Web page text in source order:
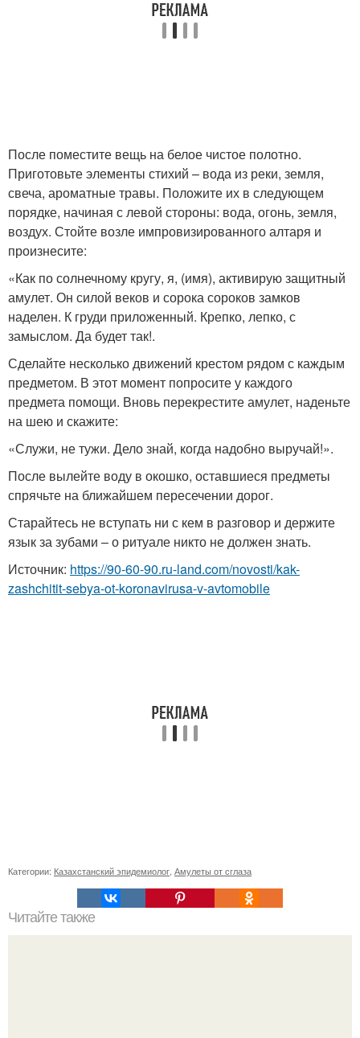
После поместите вещь на белое чистое полотно.
Приготовьте элементы стихий – вода из реки, земля,
свеча, ароматные травы. Положите их в следующем
порядке, начиная с левой стороны: вода, огонь, земля,
воздух. Стойте возле импровизированного алтаря и
произнесите:
«Как по солнечному кругу, я, (имя), активирую защитный
амулет. Он силой веков и сорока сороков замков
наделен. К груди приложенный. Крепко, лепко, с
замыслом. Да будет так!.
Сделайте несколько движений крестом рядом с каждым
предметом. В этот момент попросите у каждого
предмета помощи. Вновь перекрестите амулет, наденьте
на шею и скажите:
«Служи, не тужи. Дело знай, когда надобно выручай!».
После вылейте воду в окошко, оставшиеся предметы
спрячьте на ближайшем пересечении дорог.
Старайтесь не вступать ни с кем в разговор и держите
язык за зубами – о ритуале никто не должен знать.
Источник: https://90-60-90.ru-land.com/novosti/kak-
zashchitit-sebya-ot-koronavirusa-v-avtomobile
Категории: Казахстанский эпидемиолог Амулеты от сглаза
Читайте также